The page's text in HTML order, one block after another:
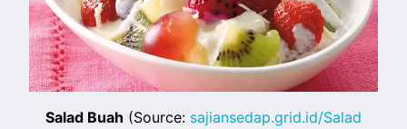
Salad Buah (Source: sajiansedap.grid.id/Salad